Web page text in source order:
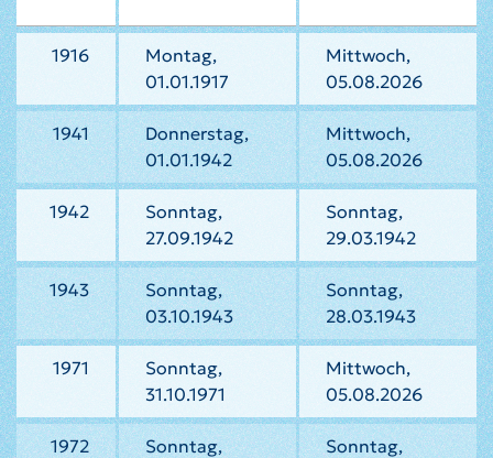
1916
Montag,
01.01.1917
Mittwoch,
05.08.2026
1941
Donnerstag,
01.01.1942
Mittwoch,
05.08.2026
1942
Sonntag,
27.09.1942
Sonntag,
29.03.1942
1943
Sonntag,
03.10.1943
Sonntag,
28.03.1943
1971
Sonntag,
31.10.1971
Mittwoch,
05.08.2026
1972
Sonntag,
Sonntag,